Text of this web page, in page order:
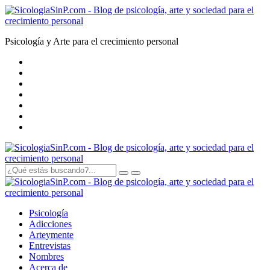
Psicología y Arte para el crecimiento personal
Psicología
Adicciones
Arteymente
Entrevistas
Nombres
Acerca de